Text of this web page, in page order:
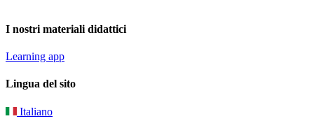
I nostri materiali didattici
Learning app
Lingua del sito
Italiano